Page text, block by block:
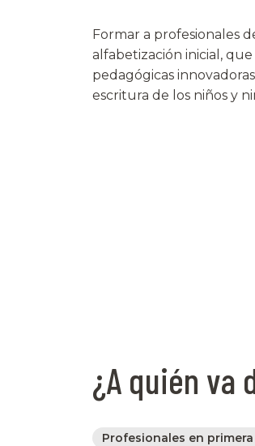
Formar a profesionales
alfabetización inicial,
pedagógicas
escritura de los niños y
¿A quién va
Profesionales en